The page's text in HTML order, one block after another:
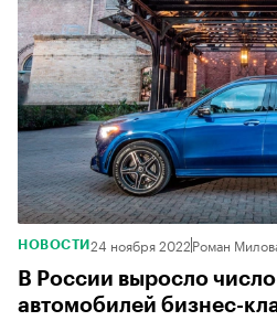
НОВОСТИ 24 ноября 2022Роман
В России выросло
автомобилей бизнес-